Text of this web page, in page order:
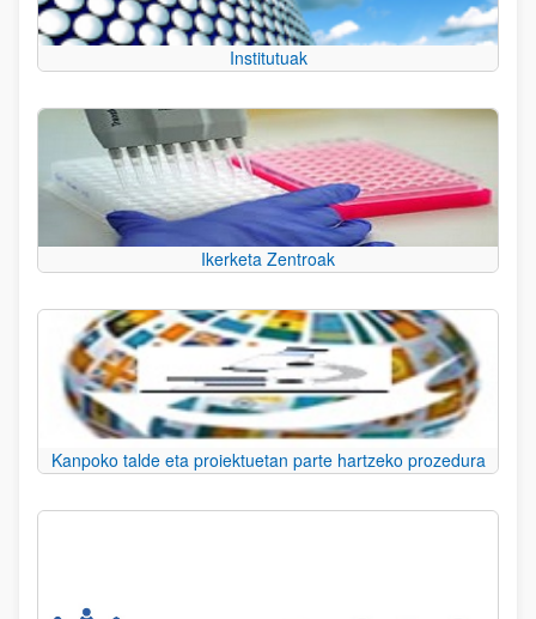
Institutuak
Ikerketa Zentroak
Kanpoko talde eta proiektuetan parte hartzeko prozedura